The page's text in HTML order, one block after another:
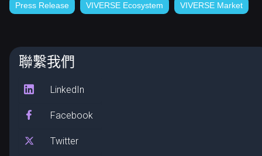
聯繫我們
LinkedIn
Facebook
Twitter
Press Release VIVERSE Ecosystem VIVERSE Market